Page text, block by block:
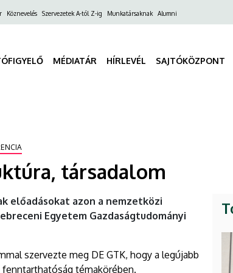
Köznevelés Szervezetek A-tól Z-ig Munkatársaknak Alumni
MÉDIATÁR HÍRLEVÉL SAJTÓKÖZPONT
társadalom
előadásokat azon a nemzetközi
Egyetem Gazdaságtudományi
szervezte meg DE GTK, hogy a legújabb
témakörében.